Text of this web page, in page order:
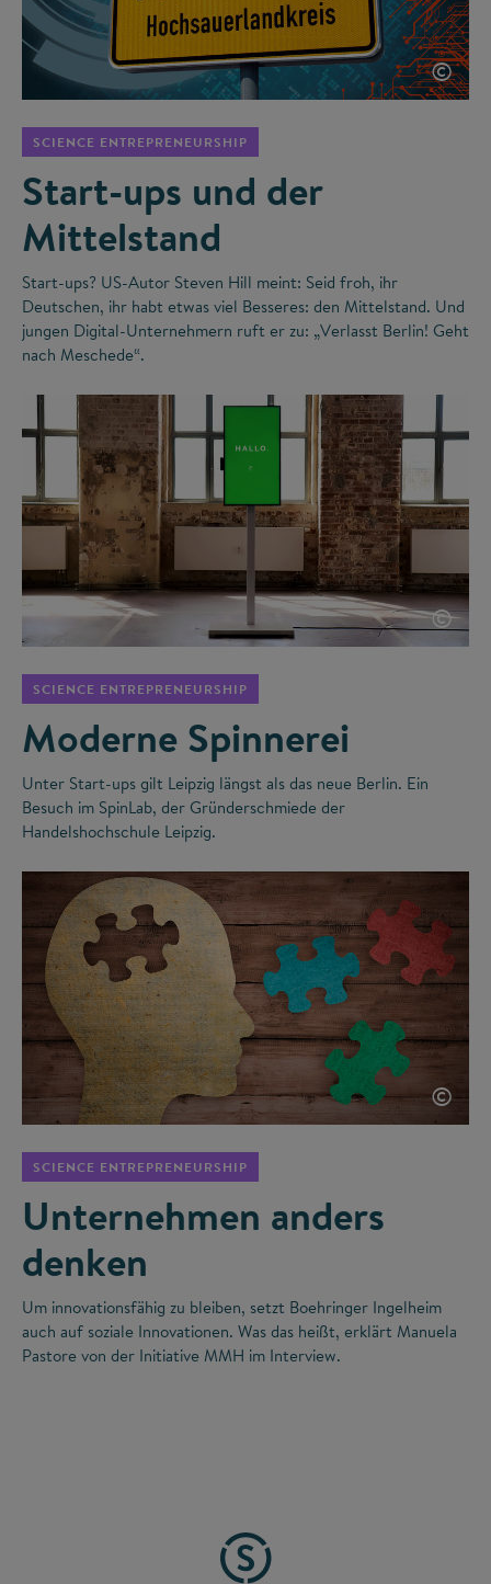
©
SCIENCE ENTREPRENEURSHIP
Start-ups und der
Mittelstand
Start-ups? US-Autor Steven Hill meint: Seid froh, ihr
Deutschen, ihr habt etwas viel Besseres: den Mittelstand. Und
jungen Digital-Unternehmern ruft er zu: „Verlasst Berlin! Geht
nach Meschede“.
©
SCIENCE ENTREPRENEURSHIP
Moderne Spinnerei
Unter Start-ups gilt Leipzig längst als das neue Berlin. Ein
Besuch im SpinLab, der Gründerschmiede der
Handelshochschule Leipzig.
©
SCIENCE ENTREPRENEURSHIP
Unternehmen anders
denken
Um innovationsfähig zu bleiben, setzt Boehringer Ingelheim
auch auf soziale Innovationen. Was das heißt, erklärt Manuela
Pastore von der Initiative MMH im Interview.